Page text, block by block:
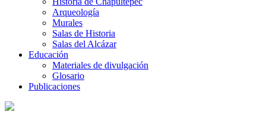
Arqueología
Murales
Salas de Historia
Salas del Alcázar
Educación
Materiales de divulgación
Glosario
Publicaciones